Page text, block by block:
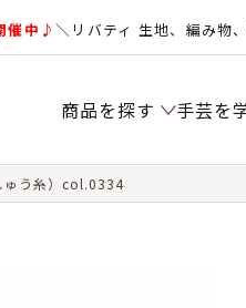
催中♪＼リバティ 生地、編み物
商品を探す 手芸を
ゅう糸）col.0334